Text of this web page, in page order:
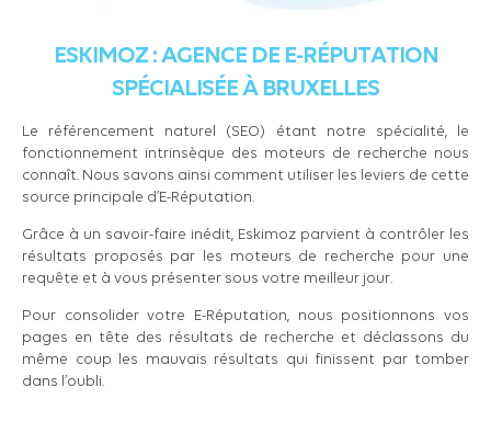
ESKIMOZ : AGENCE DE E-RÉPUTATION
SPÉCIALISÉE À BRUXELLES
Le référencement naturel (SEO) étant notre spécialité, le
fonctionnement intrinsèque des moteurs de recherche nous
connaît. Nous savons ainsi comment utiliser les leviers de cette
source principale d’E-Réputation.
Grâce à un savoir-faire inédit, Eskimoz parvient à contrôler les
résultats proposés par les moteurs de recherche pour une
requête et à vous présenter sous votre meilleur jour.
Pour consolider votre E-Réputation, nous positionnons vos
pages en tête des résultats de recherche et déclassons du
même coup les mauvais résultats qui finissent par tomber
dans l’oubli.